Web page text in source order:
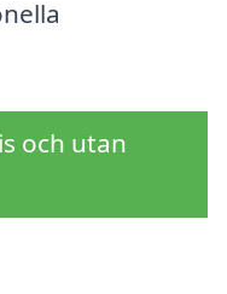
och utan